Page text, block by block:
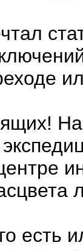
На
есть